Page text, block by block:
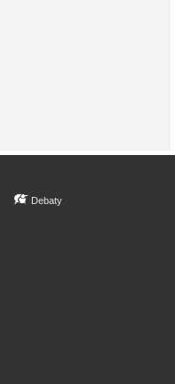
Debaty